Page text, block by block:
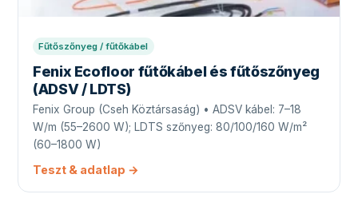
Fűtőszőnyeg / fűtőkábel
Fenix Ecofloor fűtőkábel és fűtőszőnyeg
(ADSV / LDTS)
Fenix Group (Cseh Köztársaság) • ADSV kábel: 7–18
W/m (55–2600 W); LDTS szőnyeg: 80/100/160 W/m²
(60–1800 W)
Teszt & adatlap →